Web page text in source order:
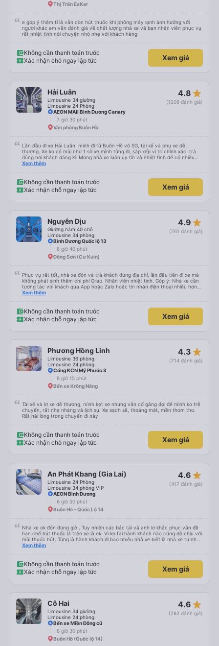
Thị Trấn EaKar
e góp ý thêm tí là vẫn còn hút thuốc khi phòng máy lạnh ảnh hưởng với
người khác em vẫn đánh giá về chất lượng nhà xe và bạn nhân viên phục vụ
rất nhiệt tình nói chuyện nhỏ nhẹ với khách hàng
Không cần thanh toán trước
Xác nhận chỗ ngay lập tức
Xem giá
Hải Luân
Limousine 34 giường
Limousine 24 Phòng
4.8 star_rate
(1209 đánh giá)
AEON MAll Bình Dương Canary
7 giờ 30 phút
Văn phòng Buôn Hồ
Lần đầu đi xe Hải Luân, mình đi từ Buôn Hồ vô SG, tài xế và phụ xe dễ
thương. Xe ko có mùi như 1 số xe mình từng đi, sắp xếp vị trí chính xác, trả
đúng nơi khách đăng kí. Mong nhà xe luôn uy tín và nhiệt tình để có nhiều
khách hàng hơn nữa
Xem thêm
Không cần thanh toán trước
Xác nhận chỗ ngay lập tức
Xem giá
Nguyên Dịu
Giường nằm 40 chỗ
Limousine 34 phòng
4.9 star_rate
(761 đánh giá)
Bình Dương Quốc lộ 13
8 giờ 40 phút
Đông Sơn (Cư Kuin)
Phục vụ rất tốt, nhà xe đón và trả khách đúng địa chỉ, lần đầu tiên đi xe mà
không phát sinh thêm chi phí Grab. Nhân viên nhiệt tình. Góp ý: Nhà xe cần
tương tác với khách qua App hoặc Zalo hoặc tin nhắn điện thoại nhiều hơn
nữa để hành khách yên tâm đặc biệt là khách đặt vé qua App. Chân thành
Xem thêm
Không cần thanh toán trước
Xác nhận chỗ ngay lập tức
Xem giá
Phương Hồng Linh
Limousine 36 phòng
Limousine 24 phòng
4.3 star_rate
(714 đánh giá)
Cổng KCN Mỹ Phước 3
8 giờ 15 phút
Bến xe Krông Năng
Tài xế và lơ xe dễ thương, mình kẹt xe nhưng vẫn cố gắng đợi để mình ko trễ
chuyến, rất nhẹ nhàng và lịch sự. Xe sạch sẽ, thoáng mát, mền thơm tho.
Rất hài lòng trong chuyến đi này
Không cần thanh toán trước
Xác nhận chỗ ngay lập tức
Xem giá
An Phát Kbang (Gia Lai)
Limousine 24 Phòng
Limousine 34 phòng VIP
4.6 star_rate
(417 đánh giá)
AEON Bình Dương
6 giờ 50 phút
Buôn Hồ - Quốc Lộ 14
Nhà xe ok đón đúng giờ . Tuy nhiên các bác tài và anh lơ khắc phục vấn đề
hạn chế hút thuốc lá trên xe là ok. Vì ko fai hành khách nào cũng dễ chịu với
mùi thuốc hút. Từng là hành khách đi bao nhiêu nhà xe biết là nhà xe tư nhân
, nhưng hãy theo cách vận hành của Phương Trang Busline, từ tổng đài cho
Xem thêm
Không cần thanh toán trước
Xác nhận chỗ ngay lập tức
Xem giá
Cô Hai
Limousine 34 giường
Limousine 24 phòng
4.6 star_rate
(282 đánh giá)
Bến xe Miền Đông cũ
8 giờ 30 phút
Buôn Hồ (Quốc lộ 14)